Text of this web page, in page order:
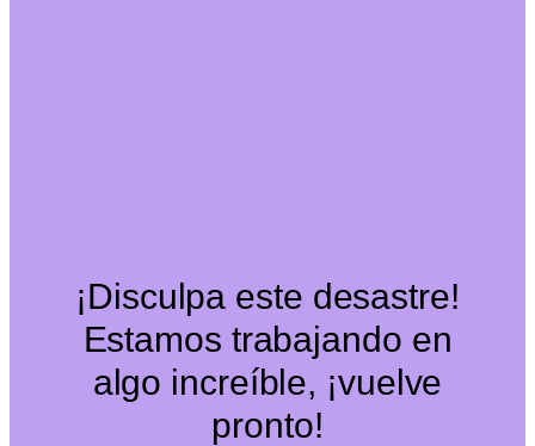
¡Disculpa este desastre!
Estamos trabajando en
algo increíble, ¡vuelve
pronto!